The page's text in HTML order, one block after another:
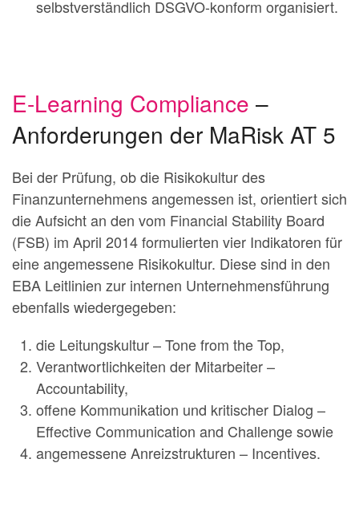
selbstverständlich DSGVO-konform organisiert.
E-Learning Compliance –
Anforderungen der MaRisk AT 5
Bei der Prüfung, ob die Risikokultur des
Finanzunternehmens angemessen ist, orientiert sich
die Aufsicht an den vom Financial Stability Board
(FSB) im April 2014 formulierten vier Indikatoren für
eine angemessene Risikokultur. Diese sind in den
EBA Leitlinien zur internen Unternehmensführung
ebenfalls wiedergegeben:
die Leitungskultur – Tone from the Top,
Verantwortlichkeiten der Mitarbeiter –
Accountability,
offene Kommunikation und kritischer Dialog –
Effective Communication and Challenge sowie
angemessene Anreizstrukturen – Incentives.